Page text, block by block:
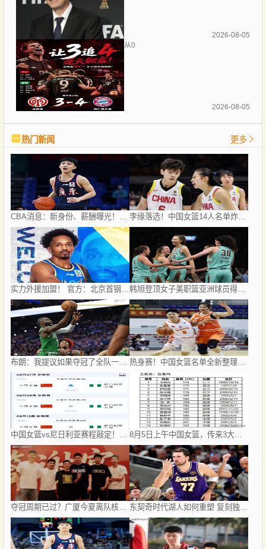
2026-08-05
从0
2026-08-05
热门新闻 更多
实力外援加盟！ 官方：北京首钢签下巴里·布朗和桑普森 韩旭登顶女子美职篮亚洲球员得分榜
夺冠周期已过？广厦今夏离队核心球员：布朗赵嘉仁林秉圣 胡金秋存疑 东契奇时代湖人如何重塑 复刻独行侠OR改学步行者？